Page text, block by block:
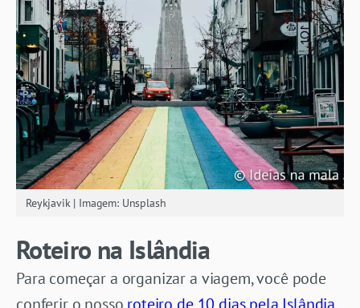
Reykjavik | Imagem: Unsplash
Roteiro na Islândia
Para começar a organizar a viagem, você pode